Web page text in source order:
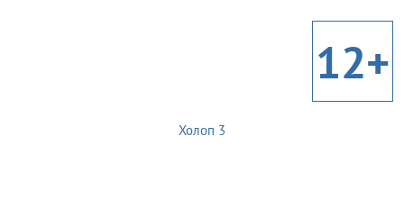
12+
Холоп 3